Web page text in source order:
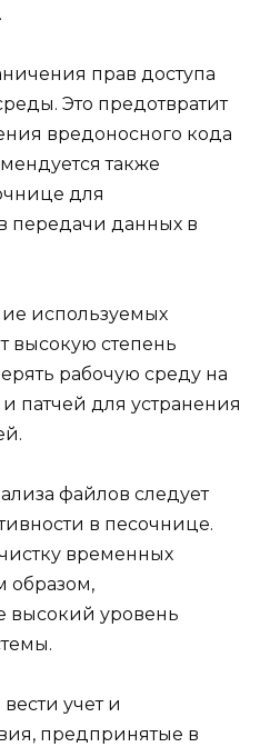
прав доступа
Это предотвратит
вредоносного кода
также
для
передачи данных в
используемых
высокую степень
рабочую среду на
патчей для устранения
файлов следует
в песочнице.
временных
образом,
высокий уровень
учет и
предпринятые в